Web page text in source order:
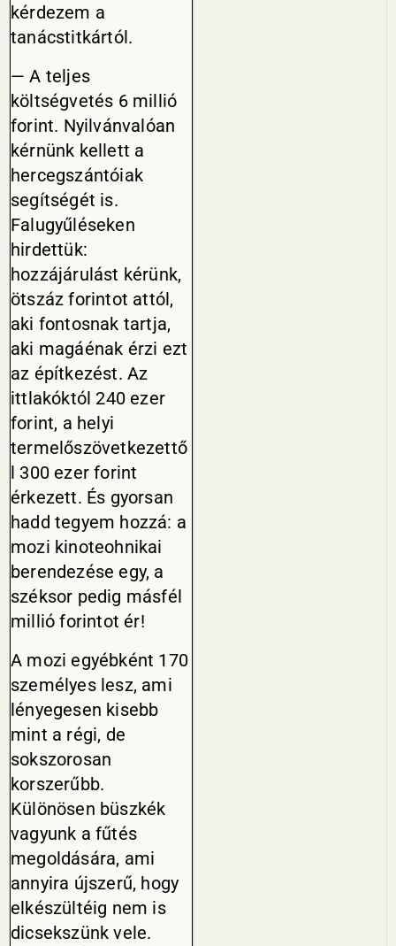
kérdezem a
tanácstitkártól.
— A teljes
költségvetés 6 millió
forint. Nyilvánvalóan
kérnünk kellett a
hercegszántóiak
segítségét is.
Falugyűléseken
hirdettük:
hozzájárulást kérünk,
ötszáz forintot attól,
aki fontosnak tartja,
aki magáénak érzi ezt
az építkezést. Az
ittlakóktól 240 ezer
forint, a helyi
termelőszövetkezettő
l 300 ezer forint
érkezett. És gyorsan
hadd tegyem hozzá: a
mozi kinoteohnikai
berendezése egy, a
széksor pedig másfél
millió forintot ér!
A mozi egyébként 170
személyes lesz, ami
lényegesen kisebb
mint a régi, de
sokszorosan
korszerűbb.
Különösen büszkék
vagyunk a fűtés
megoldására, ami
annyira újszerű, hogy
elkészültéig nem is
dicsekszünk vele.